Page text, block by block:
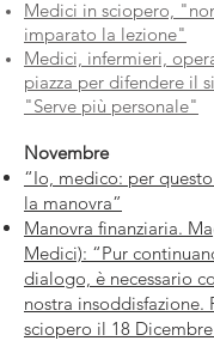
Medici in sciopero,
imparato la lezione"
Medici, infermieri,
piazza per difendere il
"Serve più personale"
Novembre
“Io, medico: per
la manovra”
Manovra finanziaria.
Medici): “Pur
dialogo, è necessario
nostra insoddisfazione.
sciopero il 18